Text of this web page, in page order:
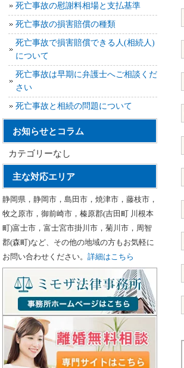
死亡事故の慰謝料相場と支払基準
死亡事故の損害賠償の種類
死亡事故で損害賠償できる人(相続人)
について
死亡事故は早期に弁護士へご相談くだ
さい
死亡事故と相続の問題について
お知らせとコラム
カテゴリーなし
主な対応エリア
静岡県，静岡市，島田市，焼津市，藤枝市，
牧之原市，御前崎市，榛原郡(吉田町 川根本
町)富士市，富士宮市掛川市，菊川市，周智
郡(森町)など、その他の地域の方もお気軽に
お問い合わせください。 詳細はこちら